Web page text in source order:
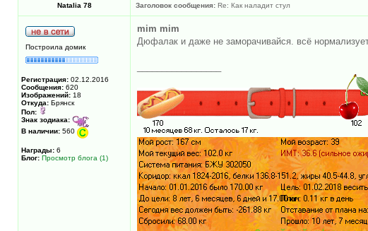
Natalia 78 Заголовок сообщения: Re: Как наладит стул
Построила домик
Регистрация: 02.12.2016
Сообщения: 620
Изображений: 18
Откуда: Брянск
Пол:
Знак зодиака:
В наличии: 560
Награды: 6
Блог: Просмотр блога (1)
mim mim
Дюфалак и даже не заморачивайся. всё